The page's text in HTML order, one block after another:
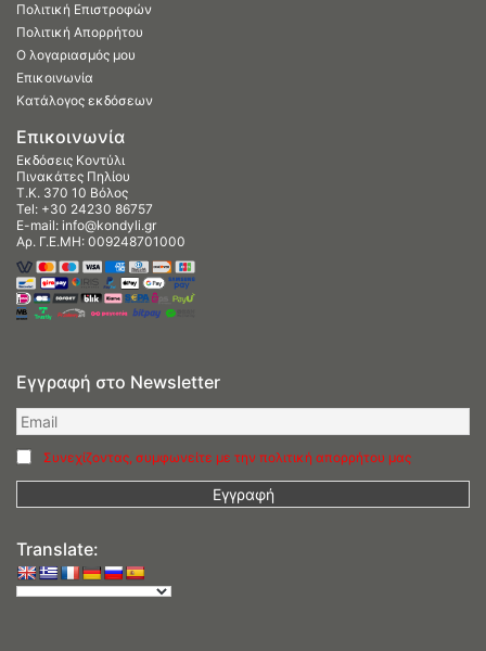
Πολιτική Επιστροφών
Πολιτική Απορρήτου
Ο λογαριασμός μου
Επικοινωνία
Κατάλογος εκδόσεων
Επικοινωνία
Εκδόσεις Κοντύλι
Πινακάτες Πηλίου
Τ.Κ. 370 10 Βόλος
Tel: +30 24230 86757
E-mail: info@kondyli.gr
Αρ. Γ.Ε.ΜΗ: 009248701000
Εγγραφή στο Newsletter
Συνεχίζοντας, συμφωνείτε με την πολιτική απορρήτου μας
Translate: